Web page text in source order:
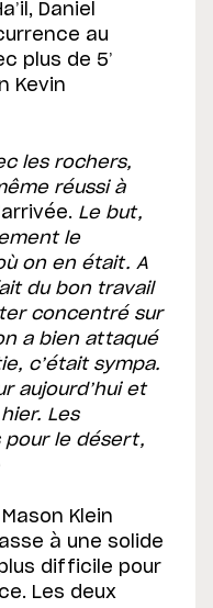
Daniel
au
plus de 5’
Kevin
les rochers,
réussi à
Le but,
le
on en était. A
du bon travail
concentré sur
a bien attaqué
c’était sympa.
aujourd’hui et
Les
pour le désert,
Klein
à une solide
difficile pour
Les deux